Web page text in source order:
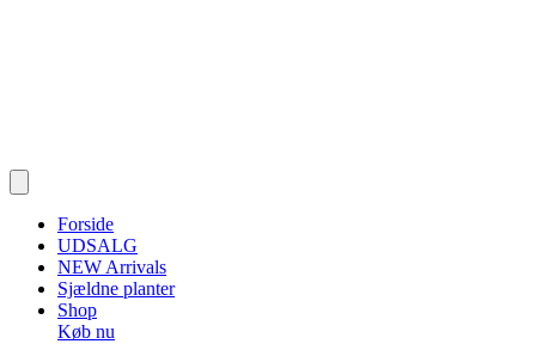
Forside
UDSALG
NEW Arrivals
Sjældne planter
Shop
Køb nu